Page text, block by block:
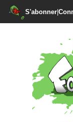
S'abonner|